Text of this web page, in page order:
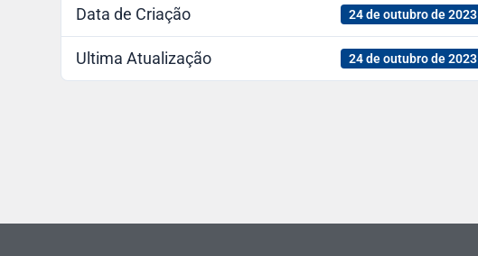
Data de Criação 24 de outubro de 2023
Ultima Atualização 24 de outubro de 2023